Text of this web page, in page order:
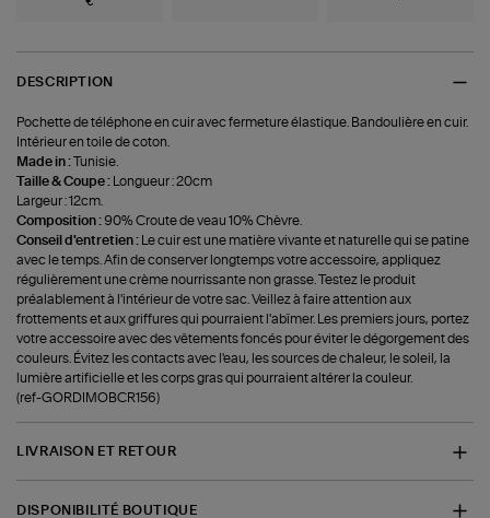
€
DESCRIPTION
Pochette de téléphone en cuir avec fermeture élastique. Bandoulière en cuir.
Intérieur en toile de coton.
Made in :Tunisie.
Taille & Coupe :
Longueur : 20cm
Largeur : 12cm.
Composition : 90% Croute de veau 10% Chèvre.
Conseil d'entretien :
Le cuir est une matière vivante et naturelle qui se patine
avec le temps. Afin de conserver longtemps votre accessoire, appliquez
régulièrement une crème nourrissante non grasse. Testez le produit
préalablement à l'intérieur de votre sac. Veillez à faire attention aux
frottements et aux griffures qui pourraient l'abîmer. Les premiers jours, portez
votre accessoire avec des vêtements foncés pour éviter le dégorgement des
couleurs. Évitez les contacts avec l'eau, les sources de chaleur, le soleil, la
lumière artificielle et les corps gras qui pourraient altérer la couleur.
(ref-GORDIMOBCR156)
LIVRAISON ET RETOUR
DISPONIBILITÉ BOUTIQUE